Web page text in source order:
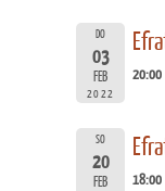
DO
03
FEB
2022
20:00
SO
20
FEB 18:00